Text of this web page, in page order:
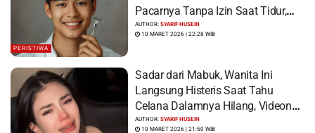
PERISTIWA
Pacarnya Tanpa Izin Saat Tidur,
Korban Syok Saat Terbangun
AUTHOR:SYARIF HUSEIN
10 MARET 2026 | 22:28 WIB
Sadar dari Mabuk, Wanita Ini
Langsung Histeris Saat Tahu
Celana Dalamnya Hilang, Videonya
Viral
AUTHOR:SYARIF HUSEIN
10 MARET 2026 | 21:50 WIB